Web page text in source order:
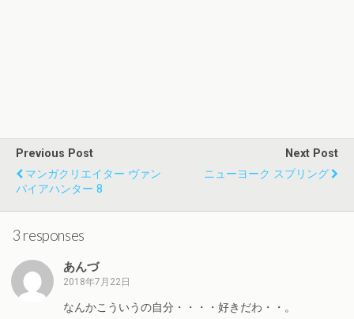
Previous Post
マンガクリエイター ヴァン
パイアハンター 8
Next Post
ニューヨーク スプリング
3 responses
あんづ
2018年7月22日
なんかこういうの自分・・・・好きだわ・・。